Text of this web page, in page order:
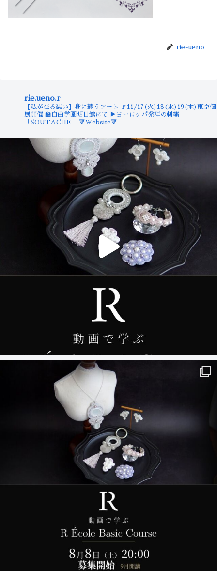
rie-ueno
rie.ueno.r
【私が在る装い】身に纏うアート
🚩11/17(火)18(水)19(木)東京個
展開催 🏫自由学園明日館にて
▶︎ヨーロッパ発祥の刺繍
「SOUTACHE」
🔻Website🔻